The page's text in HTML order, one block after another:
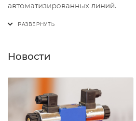
автоматизированных линий.
Новости